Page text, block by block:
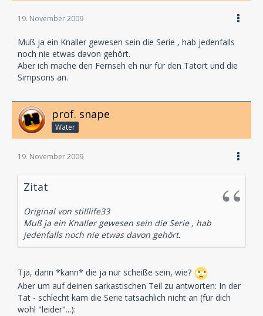
19. November 2009
Muß ja ein Knaller gewesen sein die Serie , hab jedenfalls
noch nie etwas davon gehört.
Aber ich mache den Fernseh eh nur für den Tatort und die
Simpsons an.
prof. snape
Water
19. November 2009
Zitat
Original von stilllife33
Muß ja ein Knaller gewesen sein die Serie , hab
jedenfalls noch nie etwas davon gehört.
Tja, dann *kann* die ja nur scheiße sein, wie?
Aber um auf deinen sarkastischen Teil zu antworten: In der
Tat - schlecht kam die Serie tatsächlich nicht an (für dich
wohl "leider"...):